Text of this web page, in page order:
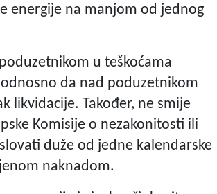
energije na manjom od jednog
u teškoćama
da nad poduzetnikom
likvidacije. Također, ne smije
Komisije o nezakonitosti ili
duže od jedne kalendarske
naknadom.